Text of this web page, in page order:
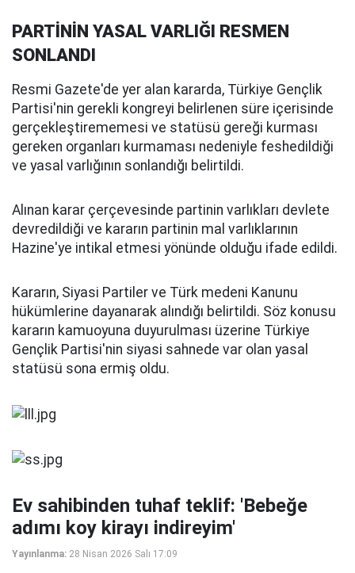
PARTİNİN YASAL VARLIĞI RESMEN
SONLANDI
Resmi Gazete'de yer alan kararda, Türkiye Gençlik
Partisi'nin gerekli kongreyi belirlenen süre içerisinde
gerçekleştirememesi ve statüsü gereği kurması
gereken organları kurmaması nedeniyle feshedildiği
ve yasal varlığının sonlandığı belirtildi.
Alınan karar çerçevesinde partinin varlıkları devlete
devredildiği ve kararın partinin mal varlıklarının
Hazine'ye intikal etmesi yönünde olduğu ifade edildi.
Kararın, Siyasi Partiler ve Türk medeni Kanunu
hükümlerine dayanarak alındığı belirtildi. Söz konusu
kararın kamuoyuna duyurulması üzerine Türkiye
Gençlik Partisi'nin siyasi sahnede var olan yasal
statüsü sona ermiş oldu.
Ev sahibinden tuhaf teklif: 'Bebeğe
adımı koy kirayı indireyim'
Yayınlanma: 28 Nisan 2026 Salı 17:09